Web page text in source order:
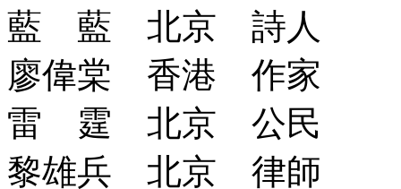
藍 藍 北京 詩人
廖偉棠 香港 作家
雷 霆 北京 公民
黎雄兵 北京 律師